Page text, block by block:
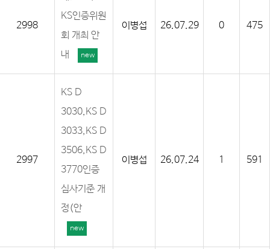
2998
KS인증위원
회 개최 안
내
new
이병섭 26.07.29 0 475
2997
KS D
3030,KS D
3033,KS D
3506,KS D
3770인증
심사기준 개
정(안
new
이병섭 26.07.24 1 591